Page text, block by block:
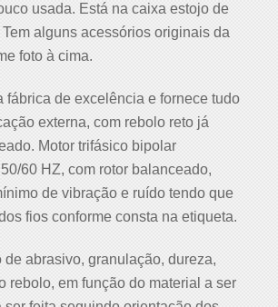
usada. Está na caixa estojo de
alguns acessórios originais da
foto à cima.
fábrica de excelência e fornece tudo
externa, com rebolo reto já
Motor trifásico bipolar
60 HZ, com rotor balanceado,
de vibração e ruído tendo que
fios conforme consta na etiqueta.
de abrasivo, granulação, dureza,
rebolo, em função do material a ser